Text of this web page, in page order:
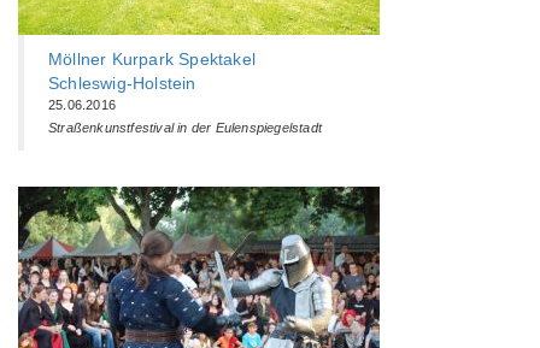
Möllner Kurpark Spektakel
Schleswig-Holstein
25.06.2016
Straßenkunstfestival in der Eulenspiegelstadt